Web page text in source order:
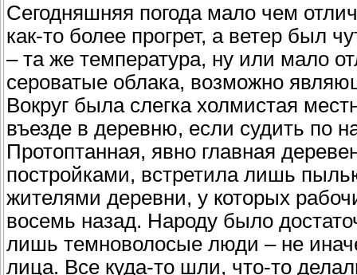
Сегодняшняя погода мало чем
как-то более прогрет, а ветер был
– та же температура, ну или мало
сероватые облака, возможно
Вокруг была слегка холмистая
въезде в деревню, если судить по
Протоптанная, явно главная
постройками, встретила лишь
жителями деревни, у которых
восемь назад. Народу было
лишь темноволосые люди – не
лица. Все куда-то шли, что-то